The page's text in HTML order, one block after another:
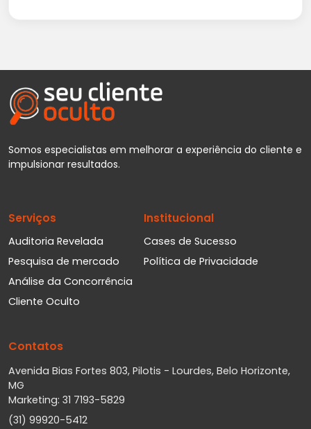
Somos especialistas em melhorar a experiência do cliente e
impulsionar resultados.
Serviços
Auditoria Revelada
Pesquisa de mercado
Análise da Concorrência
Cliente Oculto
Institucional
Cases de Sucesso
Política de Privacidade
Contatos
Avenida Bias Fortes 803, Pilotis - Lourdes, Belo Horizonte,
MG
Marketing: 31 7193-5829
(31) 99920-5412